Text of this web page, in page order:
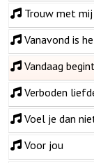
Trouw met mij
Vanavond is
Vandaag
Verboden
Voel je dan
Voor jou